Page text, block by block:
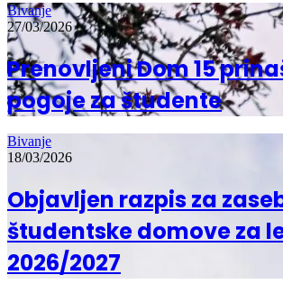
Bivanje
27/03/2026
Prenovljeni Dom 15
pogoje za študente
Bivanje
18/03/2026
Objavljen razpis za
študentske domove za
2026/2027